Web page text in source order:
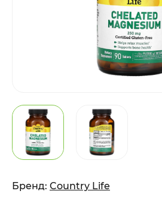
Бренд: Country Life